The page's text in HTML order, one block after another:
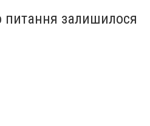
питання залишилося